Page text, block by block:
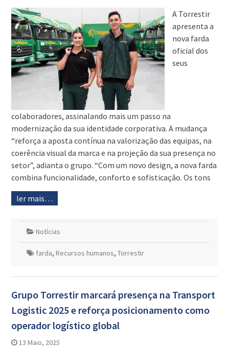
A Torrestir
apresenta a
nova farda
oficial dos
seus
colaboradores, assinalando mais um passo na
modernização da sua identidade corporativa. A mudança
“reforça a aposta contínua na valorização das equipas, na
coerência visual da marca e na projeção da sua presença no
setor”, adianta o grupo. “Com um novo design, a nova farda
combina funcionalidade, conforto e sofisticação. Os tons
ler mais…
Notícias
farda, Recursos humanos, Torrestir
Grupo Torrestir marcará presença na Transport
Logistic 2025 e reforça posicionamento como
operador logístico global
13 Maio, 2025